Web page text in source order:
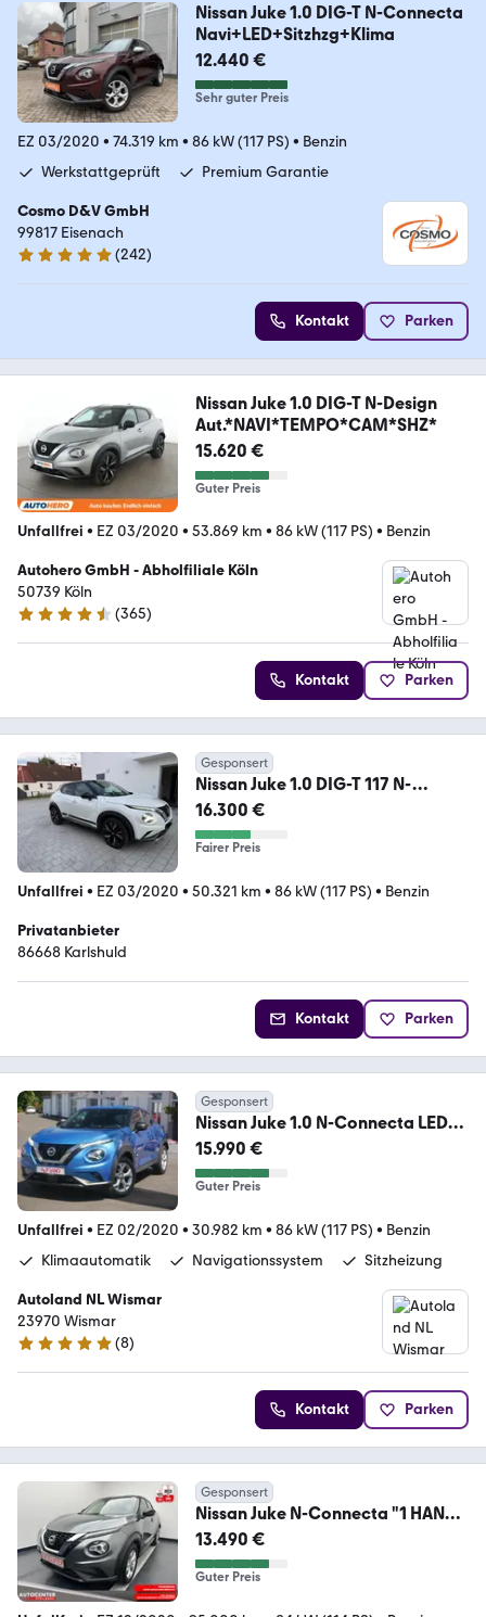
Nissan Juke 1.0 DIG-T N-Connecta
Navi+LED+Sitzhzg+Klima
12.440 €
Sehr guter Preis
EZ 03/2020 • 74.319 km • 86 kW (117 PS) • Benzin
Werkstattgeprüft
Premium Garantie
Cosmo D&V GmbH
99817 Eisenach
4.9 Sterne
(242)
Kontakt Parken
Nissan Juke 1.0 DIG-T N-Design
Aut.*NAVI*TEMPO*CAM*SHZ*
15.620 €
Guter Preis
Unfallfrei • EZ 03/2020 • 53.869 km • 86 kW (117 PS) • Benzin
Autohero GmbH - Abholfiliale Köln
50739 Köln
4.6 Sterne
(365)
Kontakt Parken
Gesponsert
Nissan Juke 1.0 DIG-T 117 N-
DESIGN DCT N-DESIGN
16.300 €
Fairer Preis
Unfallfrei • EZ 03/2020 • 50.321 km • 86 kW (117 PS) • Benzin
Privatanbieter
86668 Karlshuld
Kontakt Parken
Gesponsert
Nissan Juke 1.0 N-Connecta LED
Navi Kamera Tempomat DAB
15.990 €
Guter Preis
Unfallfrei • EZ 02/2020 • 30.982 km • 86 kW (117 PS) • Benzin
Klimaautomatik
Navigationssystem Sitzheizung
Autoland NL Wismar
23970 Wismar
5 Sterne
(8)
Kontakt Parken
Gesponsert
Nissan Juke N-Connecta "1 HAND-
NAVI-CAM-SITZH-MULTI"
13.490 €
Guter Preis